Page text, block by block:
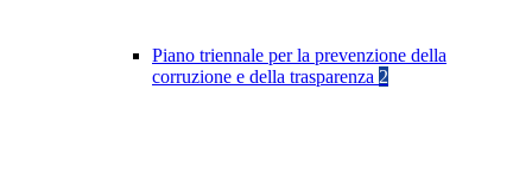
Piano triennale per la prevenzione della
corruzione e della trasparenza 2